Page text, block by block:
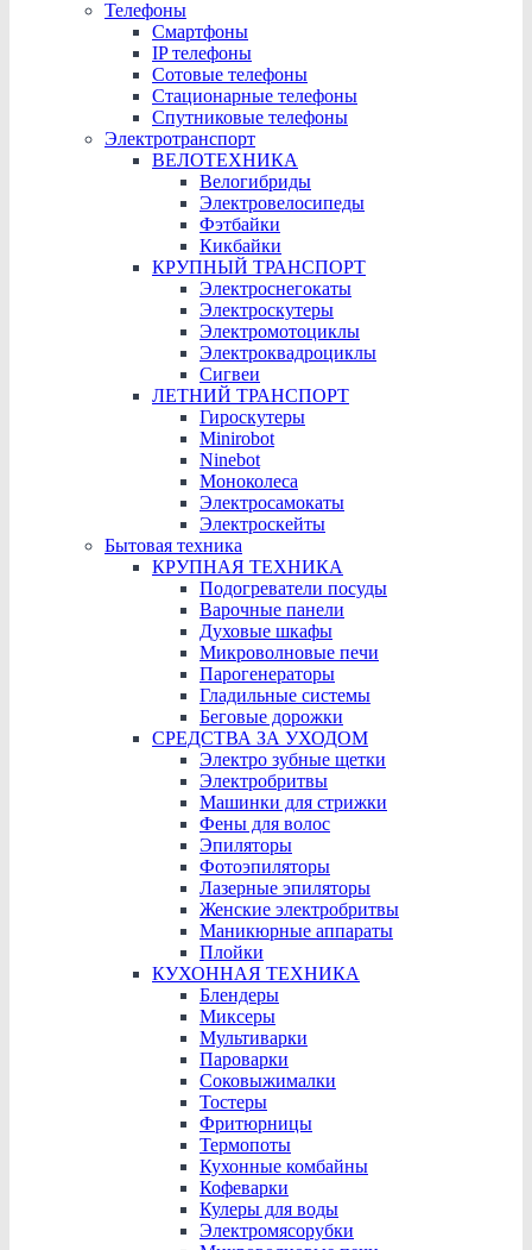
Телефоны
Смартфоны
IP телефоны
Сотовые телефоны
Стационарные телефоны
Cпутниковые телефоны
Электротранспорт
ВЕЛОТЕХНИКА
Велогибриды
Электровелосипеды
Фэтбайки
Кикбайки
КРУПНЫЙ ТРАНСПОРТ
Электроснегокаты
Электроскутеры
Электромотоциклы
Электроквадроциклы
Сигвеи
ЛЕТНИЙ ТРАНСПОРТ
Гироскутеры
Minirobot
Ninebot
Моноколеса
Электросамокаты
Электроскейты
Бытовая техника
КРУПНАЯ ТЕХНИКА
Подогреватели посуды
Варочные панели
Духовые шкафы
Микроволновые печи
Парогенераторы
Гладильные системы
Беговые дорожки
СРЕДСТВА ЗА УХОДОМ
Электро зубные щетки
Электробритвы
Машинки для стрижки
Фены для волос
Эпиляторы
Фотоэпиляторы
Лазерные эпиляторы
Женские электробритвы
Маникюрные аппараты
Плойки
КУХОННАЯ ТЕХНИКА
Блендеры
Миксеры
Мультиварки
Пароварки
Соковыжималки
Тостеры
Фритюрницы
Термопоты
Кухонные комбайны
Кофеварки
Кулеры для воды
Электромясорубки